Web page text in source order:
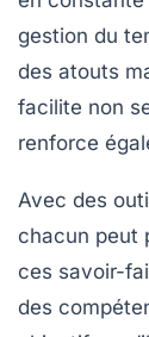
gestion du
des atouts
facilite non
renforce
Avec des
chacun peut
ces savoir-
des